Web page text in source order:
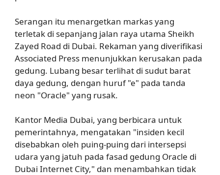
Serangan itu menargetkan markas yang
terletak di sepanjang jalan raya utama Sheikh
Zayed Road di Dubai. Rekaman yang diverifikasi
Associated Press menunjukkan kerusakan pada
gedung. Lubang besar terlihat di sudut barat
daya gedung, dengan huruf "e" pada tanda
neon "Oracle" yang rusak.
Kantor Media Dubai, yang berbicara untuk
pemerintahnya, mengatakan "insiden kecil
disebabkan oleh puing-puing dari intersepsi
udara yang jatuh pada fasad gedung Oracle di
Dubai Internet City," dan menambahkan tidak